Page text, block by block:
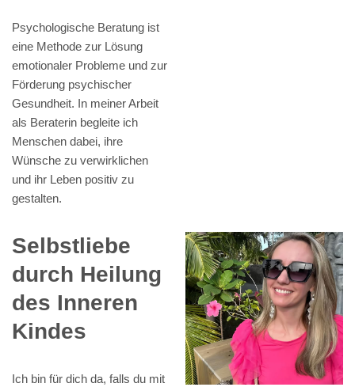
Psychologische Beratung ist
eine Methode zur Lösung
emotionaler Probleme und zur
Förderung psychischer
Gesundheit. In meiner Arbeit
als Beraterin begleite ich
Menschen dabei, ihre
Wünsche zu verwirklichen
und ihr Leben positiv zu
gestalten.
Selbstliebe
durch Heilung
des Inneren
Kindes
Ich bin für dich da, falls du mit